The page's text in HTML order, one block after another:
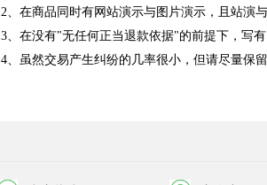
2、在商品同时有网站演示与图片演示，且站演
3、在没有"无任何正当退款依据"的前提下，写
4、虽然交易产生纠纷的几率很小，但请尽量保